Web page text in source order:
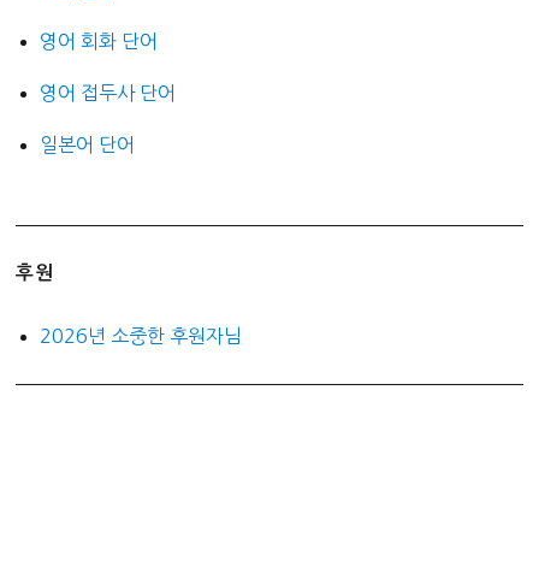
영어 회화 단어
영어 접두사 단어
일본어 단어
후원
2026년 소중한 후원자님